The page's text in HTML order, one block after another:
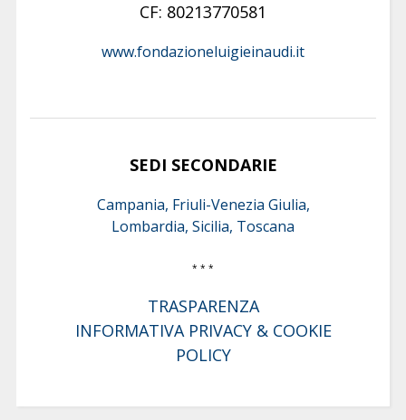
CF: 80213770581
www.fondazioneluigieinaudi.it
SEDI SECONDARIE
Campania, Friuli-Venezia Giulia,
Lombardia, Sicilia, Toscana
* * *
TRASPARENZA
INFORMATIVA PRIVACY & COOKIE
POLICY